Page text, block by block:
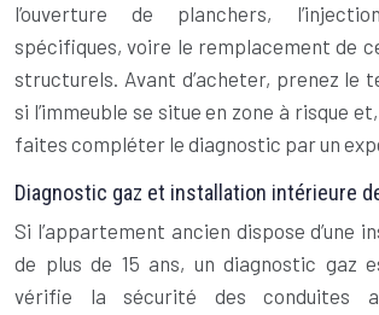
l’ouverture de planchers,
spécifiques, voire le remplacement de
structurels. Avant d’acheter, prenez le
si l’immeuble se situe en zone à risque
faites compléter le diagnostic par un
Diagnostic gaz et installation intérieure
Si l’appartement ancien dispose d’une
de plus de 15 ans, un diagnostic gaz
vérifie la sécurité des conduites